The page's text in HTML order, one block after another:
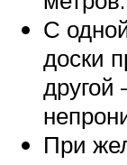
С
доски
другой
При